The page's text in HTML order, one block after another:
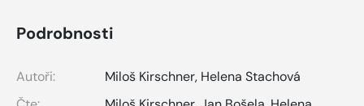
Podrobnosti
Autoři: Miloš Kirschner, Helena Stachová